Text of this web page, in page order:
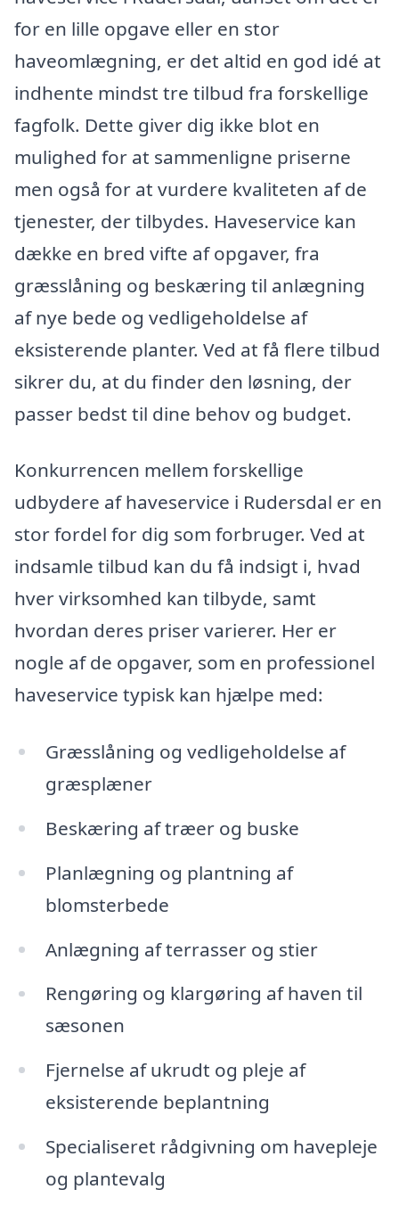
for en lille opgave eller en stor
haveomlægning, er det altid en god idé at
indhente mindst tre tilbud fra forskellige
fagfolk. Dette giver dig ikke blot en
mulighed for at sammenligne priserne
men også for at vurdere kvaliteten af de
tjenester, der tilbydes. Haveservice kan
dække en bred vifte af opgaver, fra
græsslåning og beskæring til anlægning
af nye bede og vedligeholdelse af
eksisterende planter. Ved at få flere tilbud
sikrer du, at du finder den løsning, der
passer bedst til dine behov og budget.
Konkurrencen mellem forskellige
udbydere af haveservice i Rudersdal er en
stor fordel for dig som forbruger. Ved at
indsamle tilbud kan du få indsigt i, hvad
hver virksomhed kan tilbyde, samt
hvordan deres priser varierer. Her er
nogle af de opgaver, som en professionel
haveservice typisk kan hjælpe med:
Græsslåning og vedligeholdelse af
græsplæner
Beskæring af træer og buske
Planlægning og plantning af
blomsterbede
Anlægning af terrasser og stier
Rengøring og klargøring af haven til
sæsonen
Fjernelse af ukrudt og pleje af
eksisterende beplantning
Specialiseret rådgivning om havepleje
og plantevalg